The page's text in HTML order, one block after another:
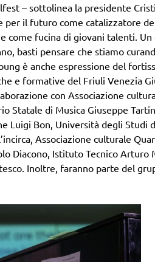
– sottolinea la presidente
per il futuro come catalizzatore
fucina di giovani talenti.
basti pensare che stiamo
è anche espressione del
e formative del Friuli Venezia
con Associazione
Statale di Musica Giuseppe
Luigi Bon, Università degli Studi
Associazione culturale
Diacono, Istituto Tecnico Arturo
Inoltre, faranno parte del